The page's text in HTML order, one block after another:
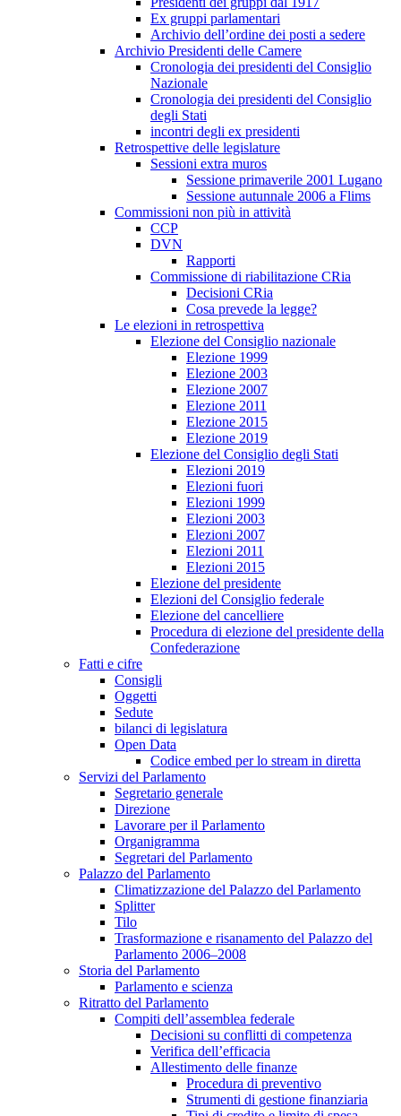
Ex gruppi parlamentari
Archivio dell’ordine dei posti a sedere
Archivio Presidenti delle Camere
Cronologia dei presidenti del Consiglio
Nazionale
Cronologia dei presidenti del Consiglio
degli Stati
incontri degli ex presidenti
Retrospettive delle legislature
Sessioni extra muros
Sessione primaverile 2001 Lugano
Sessione autunnale 2006 a Flims
Commissioni non più in attività
CCP
DVN
Rapporti
Commissione di riabilitazione CRia
Decisioni CRia
Cosa prevede la legge?
Le elezioni in retrospettiva
Elezione del Consiglio nazionale
Elezione 1999
Elezione 2003
Elezione 2007
Elezione 2011
Elezione 2015
Elezione 2019
Elezione del Consiglio degli Stati
Elezioni 2019
Elezioni fuori
Elezioni 1999
Elezioni 2003
Elezioni 2007
Elezioni 2011
Elezioni 2015
Elezione del presidente
Elezioni del Consiglio federale
Elezione del cancelliere
Procedura di elezione del presidente della
Confederazione
Fatti e cifre
Consigli
Oggetti
Sedute
bilanci di legislatura
Open Data
Codice embed per lo stream in diretta
Servizi del Parlamento
Segretario generale
Direzione
Lavorare per il Parlamento
Organigramma
Segretari del Parlamento
Palazzo del Parlamento
Climatizzazione del Palazzo del Parlamento
Splitter
Tilo
Trasformazione e risanamento del Palazzo del
Parlamento 2006–2008
Storia del Parlamento
Parlamento e scienza
Ritratto del Parlamento
Compiti dell’assemblea federale
Decisioni su conflitti di competenza
Verifica dell’efficacia
Allestimento delle finanze
Procedura di preventivo
Strumenti di gestione finanziaria